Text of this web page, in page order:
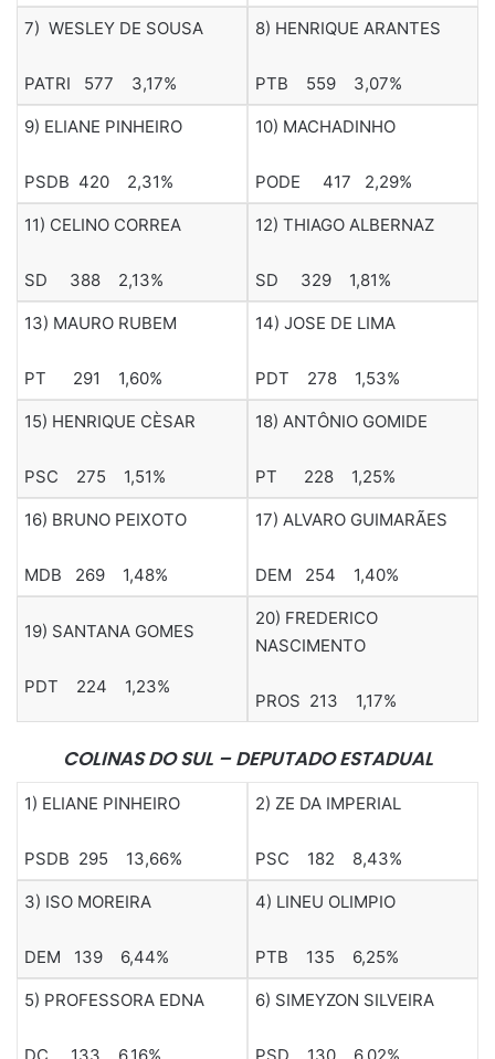
7) WESLEY DE SOUSA
PATRI 577 3,17%
8) HENRIQUE ARANTES
PTB 559 3,07%
9) ELIANE PINHEIRO
PSDB 420 2,31%
10) MACHADINHO
PODE 417 2,29%
11) CELINO CORREA
SD 388 2,13%
12) THIAGO ALBERNAZ
SD 329 1,81%
13) MAURO RUBEM
PT 291 1,60%
14) JOSE DE LIMA
PDT 278 1,53%
15) HENRIQUE CÈSAR
PSC 275 1,51%
18) ANTÔNIO GOMIDE
PT 228 1,25%
16) BRUNO PEIXOTO
MDB 269 1,48%
17) ALVARO GUIMARÃES
DEM 254 1,40%
19) SANTANA GOMES
PDT 224 1,23%
20) FREDERICO
NASCIMENTO
PROS 213 1,17%
COLINAS DO SUL – DEPUTADO ESTADUAL
1) ELIANE PINHEIRO
PSDB 295 13,66%
2) ZE DA IMPERIAL
PSC 182 8,43%
3) ISO MOREIRA
DEM 139 6,44%
4) LINEU OLIMPIO
PTB 135 6,25%
5) PROFESSORA EDNA
DC 133 6,16%
6) SIMEYZON SILVEIRA
PSD 130 6,02%